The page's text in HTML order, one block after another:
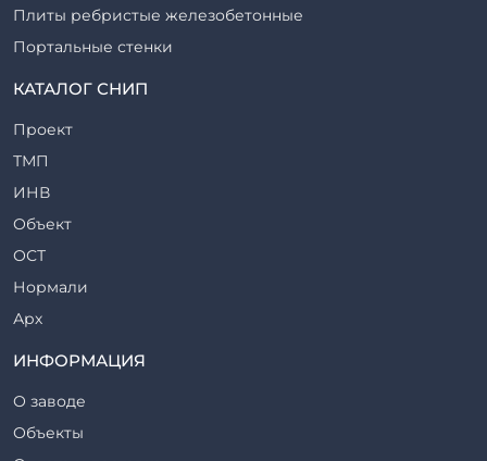
Плиты ребристые железобетонные
Портальные стенки
Прогоны железобетонные
Ригели железобетонные
Закладные детали
Трубы железобетонные
Утяжелители железобетонные
Фермы железобетонные
Фундаментные блоки
Фундаменты железобетонные
КАТАЛОГ СНИП
Проект
ТМП
ИНВ
Объект
ОСТ
Нормали
Арх
ТР
ИНФОРМАЦИЯ
О заводе
Объекты